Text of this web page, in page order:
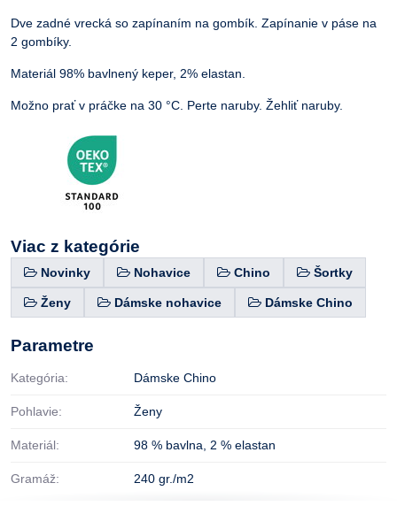
Dve zadné vrecká so zapínaním na gombík. Zapínanie v páse na
2 gombíky.
Materiál 98% bavlnený keper, 2% elastan.
Možno prať v práčke na 30 °C. Perte naruby. Žehliť naruby.
Viac z kategórie
Novinky Nohavice Chino Šortky
Ženy Dámske nohavice Dámske Chino
Parametre
Kategória: Dámske Chino
Pohlavie: Ženy
Materiál: 98 % bavlna 2 % elastan
Gramáž: 240 gr./m2